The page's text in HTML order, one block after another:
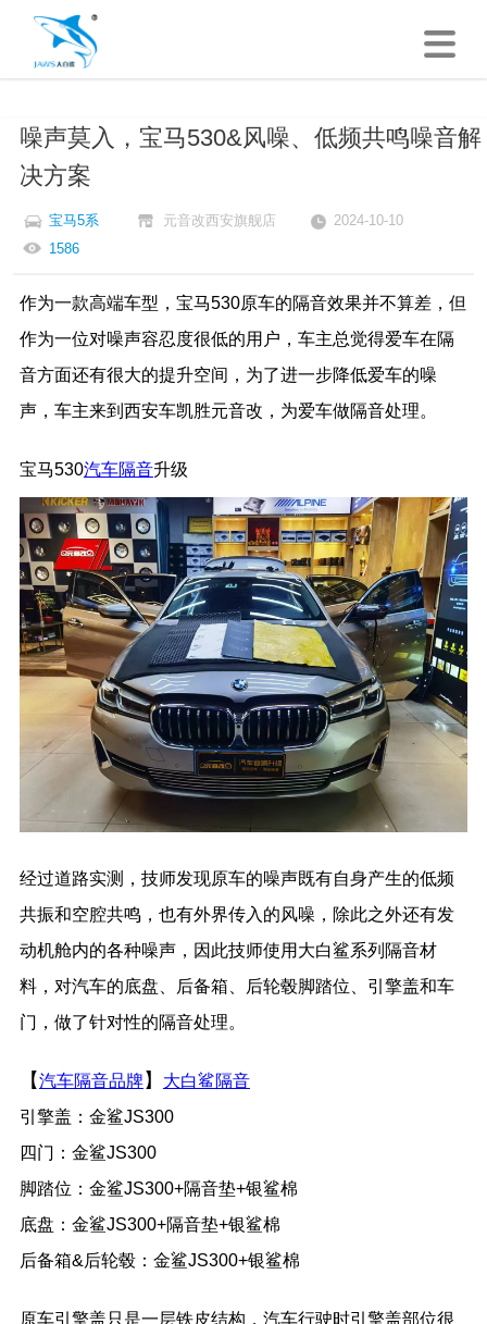
噪声莫入，宝马530&风噪、低频共鸣噪音解
决方案
宝马5系 元音改西安旗舰店
2024-10-10
1586
作为一款高端车型，宝马530原车的隔音效果并不算差，但
作为一位对噪声容忍度很低的用户，车主总觉得爱车在隔
音方面还有很大的提升空间，为了进一步降低爱车的噪
声，车主来到西安车凯胜元音改，为爱车做隔音处理。
宝马530汽车隔音升级
经过道路实测，技师发现原车的噪声既有自身产生的低频
共振和空腔共鸣，也有外界传入的风噪，除此之外还有发
动机舱内的各种噪声，因此技师使用大白鲨系列隔音材
料，对汽车的底盘、后备箱、后轮毂脚踏位、引擎盖和车
门，做了针对性的隔音处理。
【汽车隔音品牌】
大白鲨隔音
引擎盖：金鲨JS300
四门：金鲨JS300
脚踏位：金鲨JS300+隔音垫+银鲨棉
底盘：金鲨JS300+隔音垫+银鲨棉
后备箱&后轮毂：金鲨JS300+银鲨棉
原车引擎盖只是一层铁皮结构，汽车行驶时引擎盖部位很